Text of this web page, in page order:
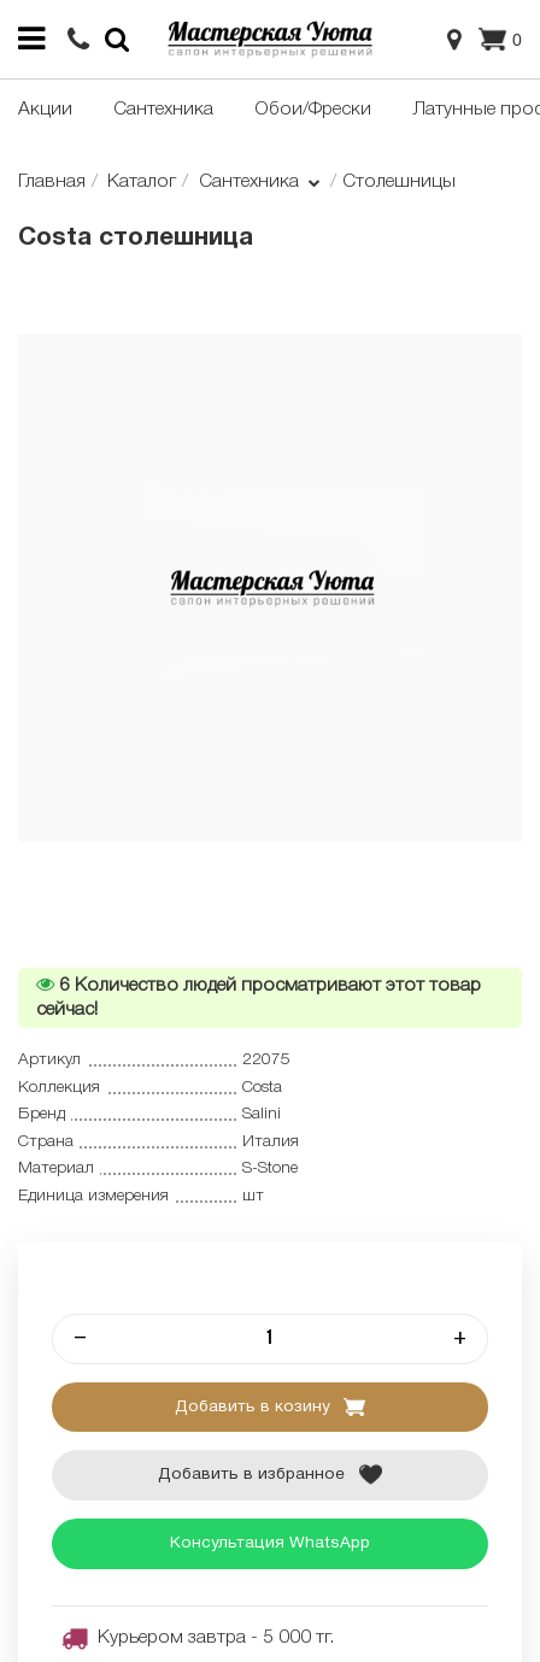
0
Акции Сантехника Обои/Фрески Латунные
Главная Каталог Сантехника Столешницы
Costa столешница
6 Количество людей просматривают этот товар
сейчас!
Артикул
22075
Коллекция
Costa
Бренд
Salini
Страна
Италия
Материал
S-Stone
Единица измерения
шт
– +
Добавить в козину
Добавить в избранное
Консультация WhatsApp
Курьером завтра - 5 000 тг.